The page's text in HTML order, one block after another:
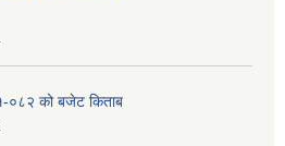
०८२ को बजेट किताब